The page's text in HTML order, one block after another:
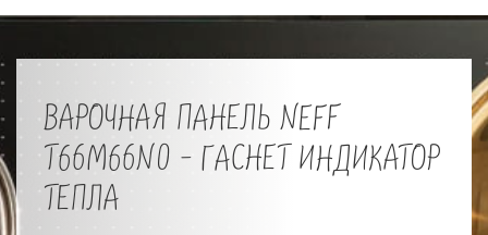
ВАРОЧНАЯ ПАНЕЛЬ NEFF
T66M66N0 - ГАСНЕТ ИНДИКАТОР
ТЕПЛА